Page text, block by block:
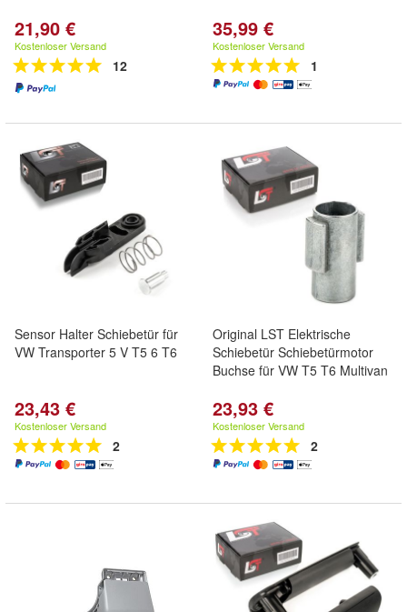
21,90 €
Kostenloser Versand
12
35,99 €
Kostenloser Versand
1
Sensor Halter Schiebetür für
VW Transporter 5 V T5 6 T6
23,43 €
Kostenloser Versand
2
Original LST Elektrische
Schiebetür Schiebetürmotor
Buchse für VW T5 T6 Multivan
23,93 €
Kostenloser Versand
2